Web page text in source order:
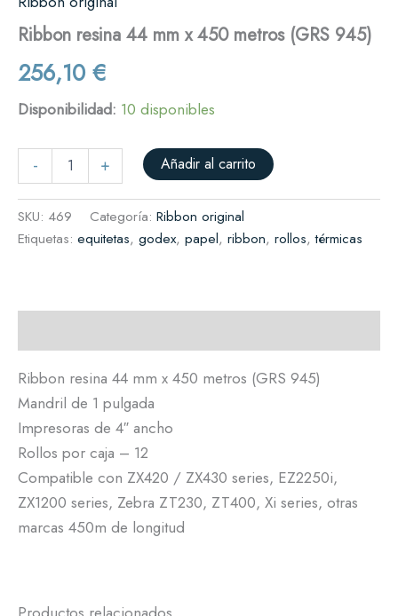
Ribbon resina 44 mm x 450 metros (GRS 945)
256,10 €
Disponibilidad: 10 disponibles
- + Añadir al carrito
SKU: 469 Categoría: Ribbon original
Etiquetas: equitetas, godex, papel, ribbon, rollos,térmicas
Ribbon resina 44 mm x 450 metros (GRS 945)
Mandril de 1 pulgada
Impresoras de 4″ ancho
Rollos por caja – 12
Compatible con ZX420 / ZX430 series, EZ2250i,
ZX1200 series, Zebra ZT230, ZT400, Xi series, otras
marcas 450m de longitud